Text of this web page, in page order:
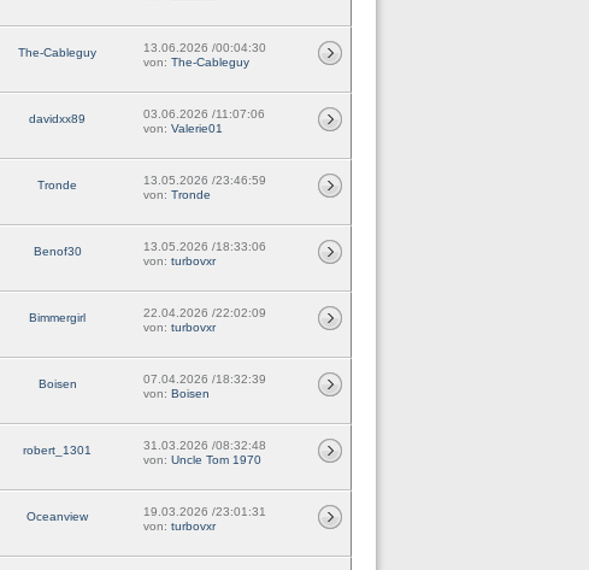
The-Cableguy
13.06.2026 /00:04:30
von: The-Cableguy
davidxx89
03.06.2026 /11:07:06
von: Valerie01
Tronde
13.05.2026 /23:46:59
von: Tronde
Benof30
13.05.2026 /18:33:06
von: turbovxr
Bimmergirl
22.04.2026 /22:02:09
von: turbovxr
Boisen
07.04.2026 /18:32:39
von: Boisen
robert_1301
31.03.2026 /08:32:48
von: Uncle Tom 1970
Oceanview
19.03.2026 /23:01:31
von: turbovxr